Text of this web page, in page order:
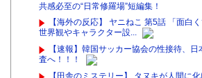
共感必至の“日常修羅場”短編集！
【海外の反応】 ヤニねこ 第5話 「面白
世界観やキャラクター設...
【速報】韓国サッカー協会の性接待、
査へ！！！
【田舎のミステリー】 タヌキが人間に